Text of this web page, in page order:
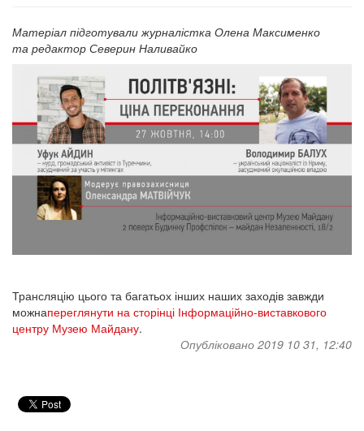
Матеріал підготували журналістка Олена Максименко
та редактор Северин Наливайко
Трансляцію цього та багатьох інших наших заходів завжди
можнапереглянути на сторінці Інформаційно-виставкового
центру Музею Майдану.
Опубліковано 2019 10 31, 12:40